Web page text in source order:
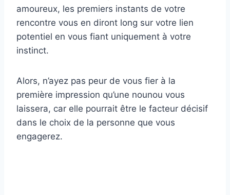
amoureux, les premiers instants de votre
rencontre vous en diront long sur votre lien
potentiel en vous fiant uniquement à votre
instinct.
Alors, n’ayez pas peur de vous fier à la
première impression qu’une nounou vous
laissera, car elle pourrait être le facteur décisif
dans le choix de la personne que vous
engagerez.